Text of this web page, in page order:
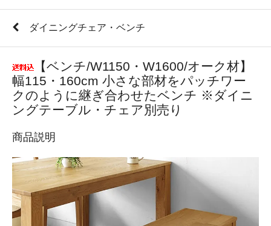
ダイニングチェア・ベンチ
【ベンチ/W1150・W1600/オーク材】
幅115・160cm 小さな部材をパッチワー
クのように継ぎ合わせたベンチ ※ダイニ
ングテーブル・チェア別売り
商品説明